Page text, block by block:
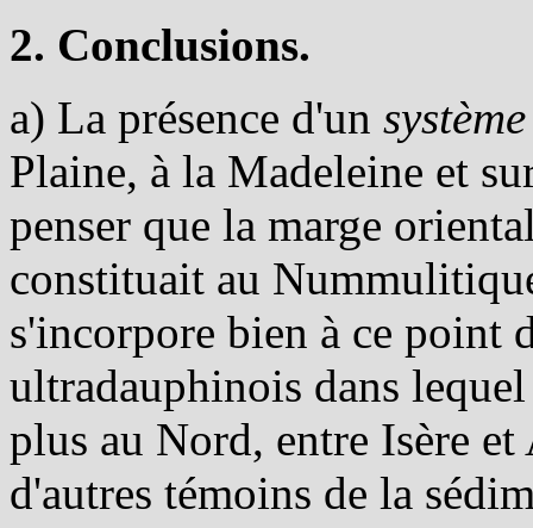
2. Conclusions.
a) La présence d'un
Plaine, à la Madeleine et
penser que la marge
constituait au
s'incorpore bien à ce point
ultradauphinois dans
plus au Nord, entre Isère
d'autres témoins de la